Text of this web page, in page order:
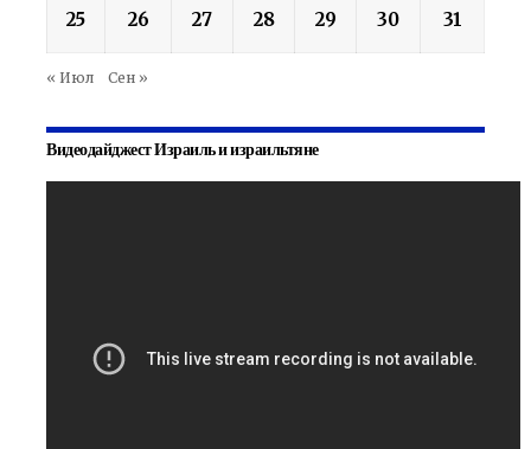
25 26 27 28 29 30 31
« Июл Сен »
Видеодайджест Израиль и израильтяне